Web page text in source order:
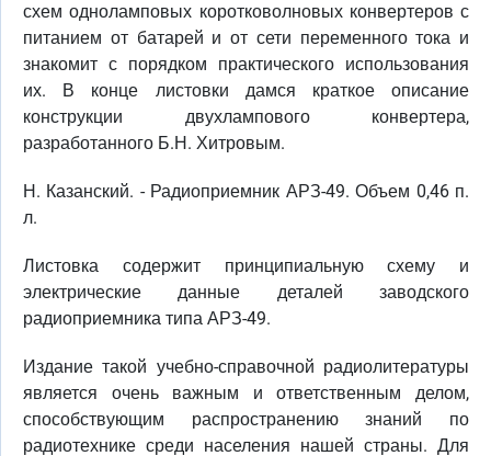
схем одноламповых коротковолновых конвертеров с
питанием от батарей и от сети переменного тока и
знакомит с порядком практического использования
их. В конце листовки дамся краткое описание
конструкции двухлампового конвертера,
разработанного Б.Н. Хитровым.
Н. Казанский. - Радиоприемник АРЗ-49. Объем 0,46 п.
л.
Листовка содержит принципиальную схему и
электрические данные деталей заводского
радиоприемника типа АРЗ-49.
Издание такой учебно-справочной радиолитературы
является очень важным и ответственным делом,
способствующим распространению знаний по
радиотехнике среди населения нашей страны. Для